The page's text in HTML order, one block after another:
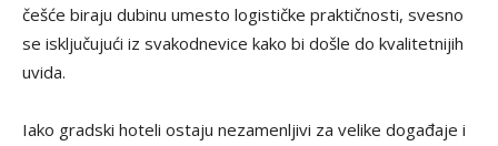
češće biraju dubinu umesto logističke praktičnosti, svesno
se isključujući iz svakodnevice kako bi došle do kvalitetnijih
uvida.
Iako gradski hoteli ostaju nezamenljivi za velike događaje i